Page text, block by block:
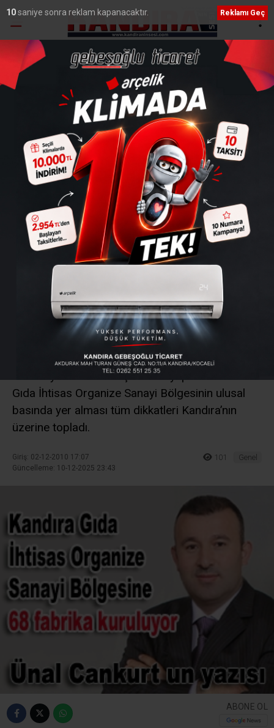
Ana Sayfa›Genel
Kandıra Gıda İhtisas
Organize Sanayi
Bölgesine 68 fabrika
kuruluyor
Kocakaymaz sınırları içersinde yapılacak olan
Gıda İhtisas Organize Sanayi Bölgesinin ulusal
basında yer alması tüm dikkatleri Kandıra’nın
üzerine topladı.
Giriş: 02-12-2010 17:07
Güncelleme: 10-12-2025 23:43
101 Genel
ABONE OL
9saniye sonra reklam kapanacaktır. Reklamı Geç